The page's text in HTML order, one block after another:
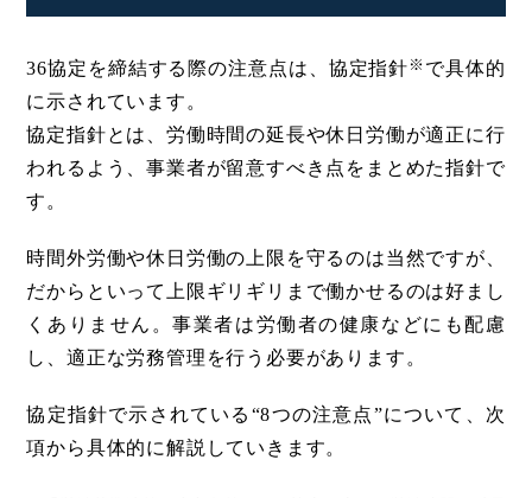
36協定を締結する際の注意点は、協定指針 ※ で具体的
に示されています。
協定指針とは、労働時間の延長や休日労働が適正に行
われるよう、事業者が留意すべき点をまとめた指針で
す。
時間外労働や休日労働の上限を守るのは当然ですが、
だからといって上限ギリギリまで働かせるのは好まし
くありません。事業者は労働者の健康などにも配慮
し、適正な労務管理を行う必要があります。
協定指針で示されている“8つの注意点”について、次
項から具体的に解説していきます。